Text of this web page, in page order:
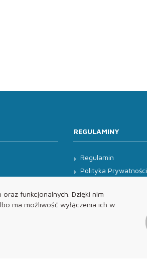
funkcjonalnych. Dzięki nim
ma możliwość wyłączenia ich w
REGULAMINY
Regulamin
Polityka Prywatności